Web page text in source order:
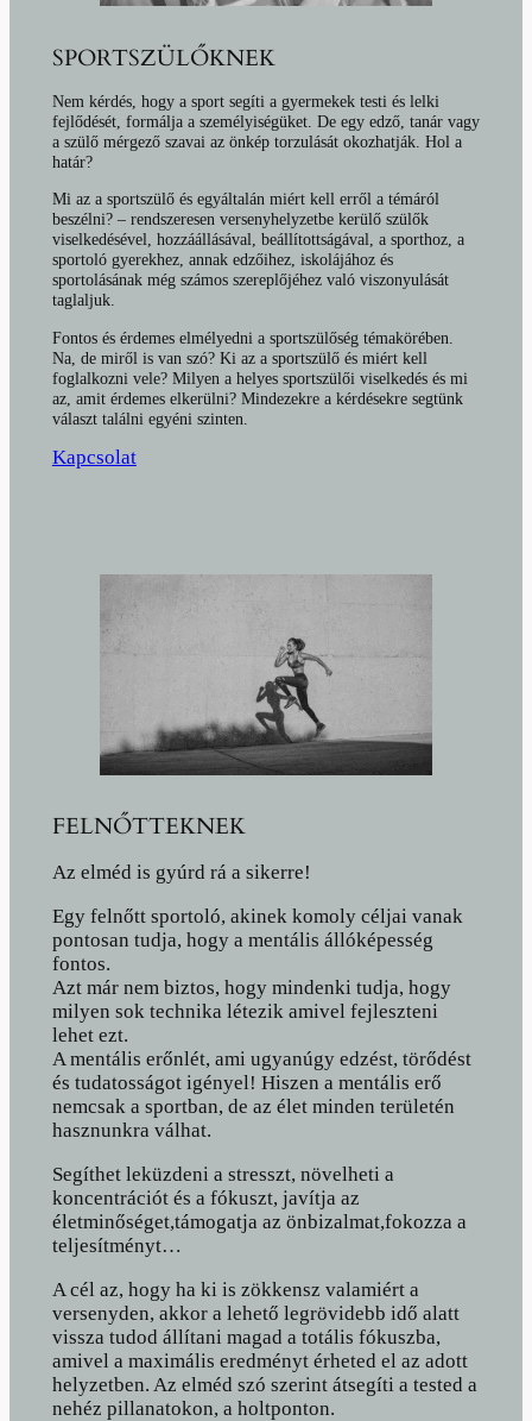
SPORTSZÜLŐKNEK
Nem kérdés, hogy a sport segíti a gyermekek testi és lelki
fejlődését, formálja a személyiségüket. De egy edző, tanár vagy
a szülő mérgező szavai az önkép torzulását okozhatják. Hol a
határ?
Mi az a sportszülő és egyáltalán miért kell erről a témáról
beszélni? – rendszeresen versenyhelyzetbe kerülő szülők
viselkedésével, hozzáállásával, beállítottságával, a sporthoz, a
sportoló gyerekhez, annak edzőihez, iskolájához és
sportolásának még számos szereplőjéhez való viszonyulását
taglaljuk.
Fontos és érdemes elmélyedni a sportszülőség témakörében.
Na, de miről is van szó? Ki az a sportszülő és miért kell
foglalkozni vele? Milyen a helyes sportszülői viselkedés és mi
az, amit érdemes elkerülni? Mindezekre a kérdésekre segtünk
választ találni egyéni szinten.
Kapcsolat
FELNŐTTEKNEK
Az elméd is gyúrd rá a sikerre!
Egy felnőtt sportoló, akinek komoly céljai vanak
pontosan tudja, hogy a mentális állóképesség
fontos.
Azt már nem biztos, hogy mindenki tudja, hogy
milyen sok technika létezik amivel fejleszteni
lehet ezt.
A mentális erőnlét, ami ugyanúgy edzést, törődést
és tudatosságot igényel! Hiszen a mentális erő
nemcsak a sportban, de az élet minden területén
hasznunkra válhat.
Segíthet leküzdeni a stresszt, növelheti a
koncentrációt és a fókuszt, javítja az
életminőséget,támogatja az önbizalmat,fokozza a
teljesítményt…
A cél az, hogy ha ki is zökkensz valamiért a
versenyden, akkor a lehető legrövidebb idő alatt
vissza tudod állítani magad a totális fókuszba,
amivel a maximális eredményt érheted el az adott
helyzetben. Az elméd szó szerint átsegíti a tested a
nehéz pillanatokon, a holtponton.